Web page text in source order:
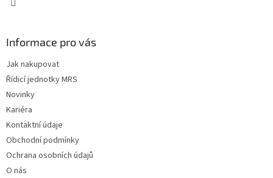
Informace pro vás
Jak nakupovat
Řídicí jednotky MRS
Novinky
Kariéra
Kontaktní údaje
Obchodní podmínky
Ochrana osobních údajů
O nás